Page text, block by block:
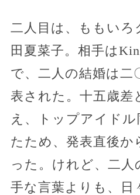
二人目は、ももいろ
田夏菜子。相手は
で、二人の結婚は二
表された。十五歳差
え、トップアイドル
たため、発表直後か
った。けれど、二
手な言葉よりも、日